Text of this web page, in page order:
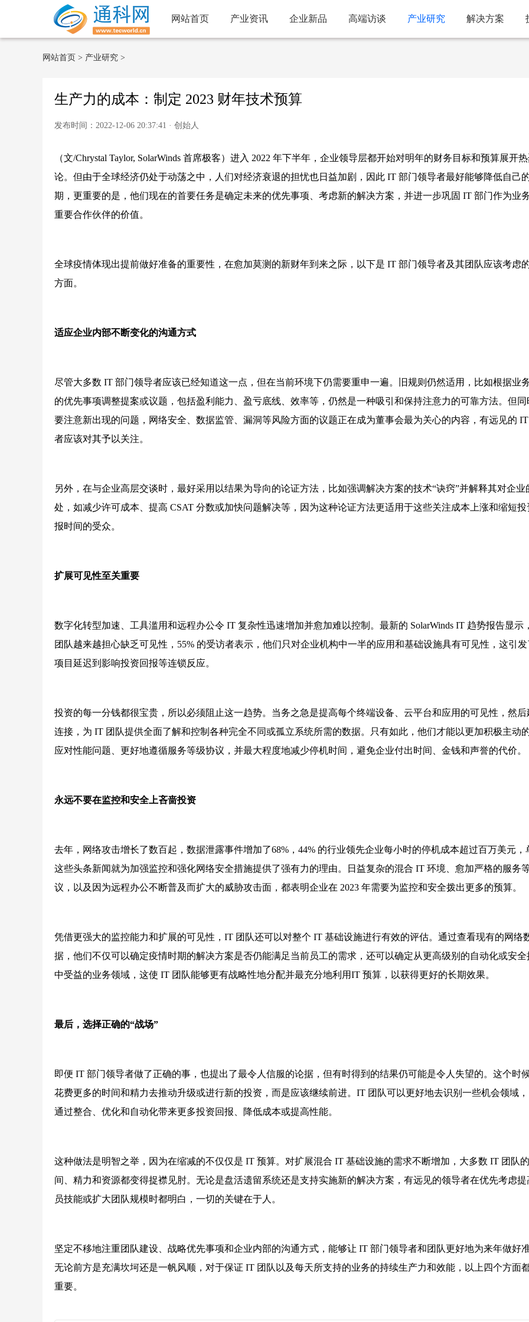
网站首页 产业资讯 企业新品 高端访谈 产业研究 解决方案
网站首页 > 产业研究 >
生产力的成本：制定 2023 财年技术预算
发布时间：2022-12-06 20:37:41 · 创始人
（文/Chrystal Taylor, SolarWinds 首席极客）进入 2022 年下半年，企业领导层都开始对明年的财务目标和预算展开
论。但由于全球经济仍处于动荡之中，人们对经济衰退的担忧也日益加剧，因此 IT 部门领导者最好能够降低自己
期，更重要的是，他们现在的首要任务是确定未来的优先事项、考虑新的解决方案，并进一步巩固 IT 部门作为业
重要合作伙伴的价值。
全球疫情体现出提前做好准备的重要性，在愈加莫测的新财年到来之际，以下是 IT 部门领导者及其团队应该考虑
方面。
适应企业内部不断变化的沟通方式
尽管大多数 IT 部门领导者应该已经知道这一点，但在当前环境下仍需要重申一遍。旧规则仍然适用，比如根据业
的优先事项调整提案或议题，包括盈利能力、盈亏底线、效率等，仍然是一种吸引和保持注意力的可靠方法。但同
要注意新出现的问题，网络安全、数据监管、漏洞等风险方面的议题正在成为董事会最为关心的内容，有远见的
者应该对其予以关注。
另外，在与企业高层交谈时，最好采用以结果为导向的论证方法，比如强调解决方案的技术“诀窍”并解释其对企业
处，如减少许可成本、提高 CSAT 分数或加快问题解决等，因为这种论证方法更适用于这些关注成本上涨和缩短投
报时间的受众。
扩展可见性至关重要
数字化转型加速、工具滥用和远程办公令 IT 复杂性迅速增加并愈加难以控制。最新的 SolarWinds IT 趋势报告显示
团队越来越担心缺乏可见性，55% 的受访者表示，他们只对企业机构中一半的应用和基础设施具有可见性，这引发
项目延迟到影响投资回报等连锁反应。
投资的每一分钱都很宝贵，所以必须阻止这一趋势。当务之急是提高每个终端设备、云平台和应用的可见性，然后
连接，为 IT 团队提供全面了解和控制各种完全不同或孤立系统所需的数据。只有如此，他们才能以更加积极主动
应对性能问题、更好地遵循服务等级协议，并最大程度地减少停机时间，避免企业付出时间、金钱和声誉的代价。
永远不要在监控和安全上吝啬投资
去年，网络攻击增长了数百起，数据泄露事件增加了68%，44% 的行业领先企业每小时的停机成本超过百万美元，
这些头条新闻就为加强监控和强化网络安全措施提供了强有力的理由。日益复杂的混合 IT 环境、愈加严格的服务
议，以及因为远程办公不断普及而扩大的威胁攻击面，都表明企业在 2023 年需要为监控和安全拨出更多的预算。
凭借更强大的监控能力和扩展的可见性，IT 团队还可以对整个 IT 基础设施进行有效的评估。通过查看现有的网络
据，他们不仅可以确定疫情时期的解决方案是否仍能满足当前员工的需求，还可以确定从更高级别的自动化或安全
中受益的业务领域，这使 IT 团队能够更有战略性地分配并最充分地利用IT 预算，以获得更好的长期效果。
最后，选择正确的“战场”
即便 IT 部门领导者做了正确的事，也提出了最令人信服的论据，但有时得到的结果仍可能是令人失望的。这个时
花费更多的时间和精力去推动升级或进行新的投资，而是应该继续前进。IT 团队可以更好地去识别一些机会领域
通过整合、优化和自动化带来更多投资回报、降低成本或提高性能。
这种做法是明智之举，因为在缩减的不仅仅是 IT 预算。对扩展混合 IT 基础设施的需求不断增加，大多数 IT 团队
间、精力和资源都变得捉襟见肘。无论是盘活遗留系统还是支持实施新的解决方案，有远见的领导者在优先考虑提
员技能或扩大团队规模时都明白，一切的关键在于人。
坚定不移地注重团队建设、战略优先事项和企业内部的沟通方式，能够让 IT 部门领导者和团队更好地为来年做好准
无论前方是充满坎坷还是一帆风顺，对于保证 IT 团队以及每天所支持的业务的持续生产力和效能，以上四个方面
重要。